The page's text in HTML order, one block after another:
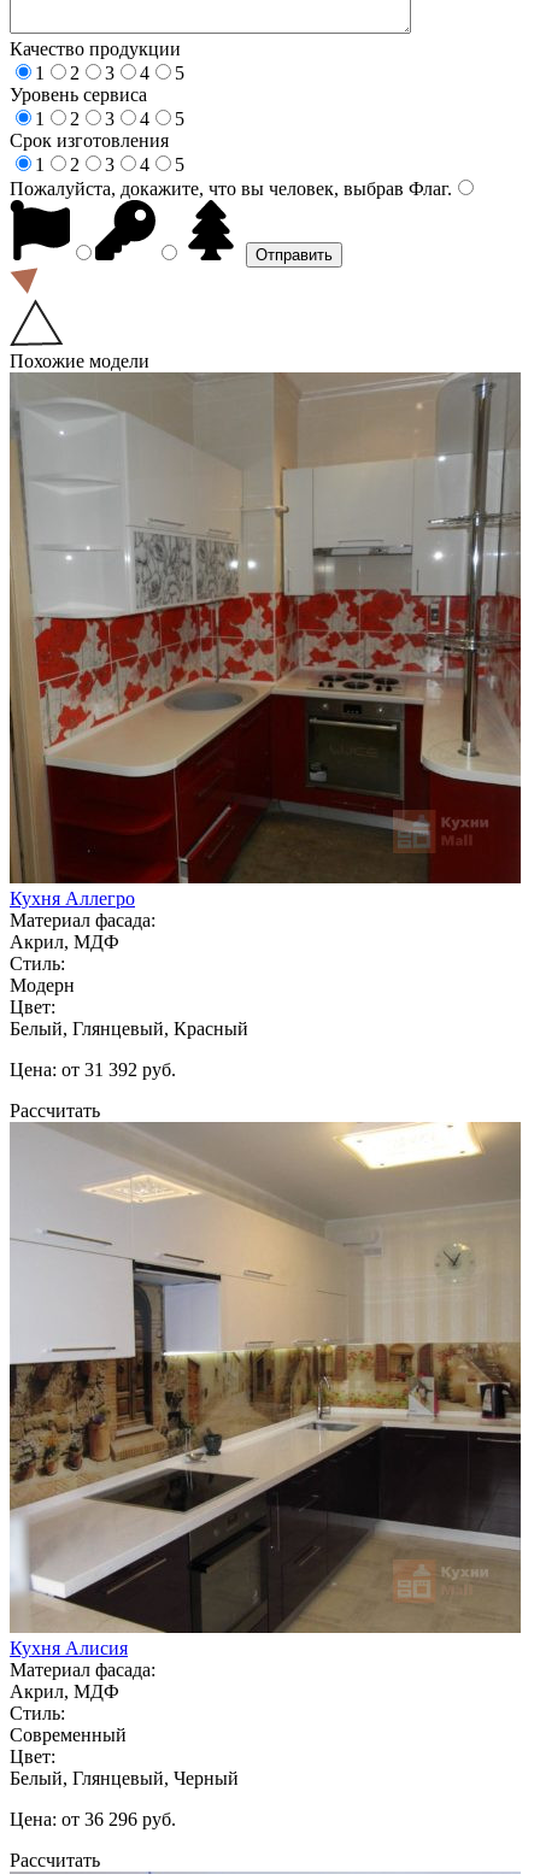
Качество продукции
1
2 3 4
5
Уровень сервиса
1
2 3 4
5
Срок изготовления
1
2 3 4
5
Пожалуйста, докажите, что вы человек, выбрав Флаг.
Похожие модели
Кухня Аллегро
Материал фасада:
Акрил, МДФ
Стиль:
Модерн
Цвет:
Белый, Глянцевый, Красный
Цена: от 31 392 руб.
Рассчитать
Кухня Алисия
Материал фасада:
Акрил, МДФ
Стиль:
Современный
Цвет:
Белый, Глянцевый, Черный
Цена: от 36 296 руб.
Рассчитать